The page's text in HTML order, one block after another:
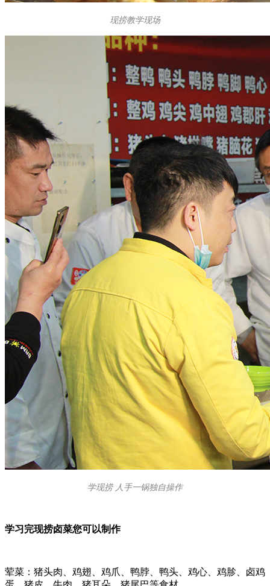
现捞教学现场
学现捞 人手一锅独自操作
学习完现捞卤菜您可以制作
荤菜：猪头肉、鸡翅、鸡爪、鸭脖、鸭头、鸡心、鸡胗、卤鸡